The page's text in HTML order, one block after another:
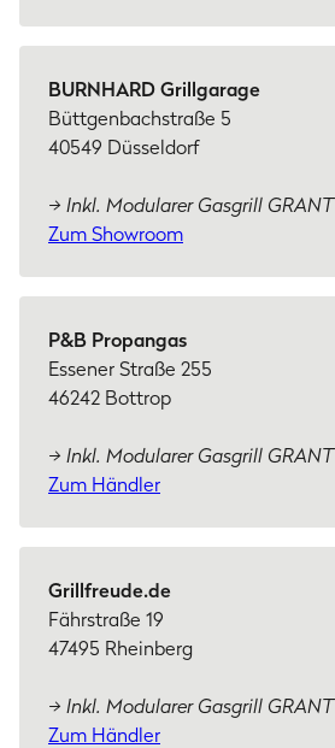
BURNHARD Grillgarage
Büttgenbachstraße 5
40549 Düsseldorf
→ Inkl. Modularer Gasgrill GRANT
Zum Showroom
P&B Propangas
Essener Straße 255
46242 Bottrop
→ Inkl. Modularer Gasgrill GRANT
Zum Händler
Grillfreude.de
Fährstraße 19
47495 Rheinberg
→ Inkl. Modularer Gasgrill GRANT
Zum Händler